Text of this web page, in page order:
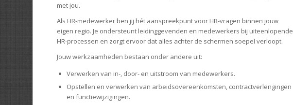
met jou.
Als HR-medewerker ben jij hét aanspreekpunt voor HR-vragen binnen jouw
eigen regio. Je ondersteunt leidinggevenden en medewerkers bij uiteenlopende
HR-processen en zorgt ervoor dat alles achter de schermen soepel verloopt.
Jouw werkzaamheden bestaan onder andere uit:
Verwerken van in-, door- en uitstroom van medewerkers.
Opstellen en verwerken van arbeidsovereenkomsten, contractverlengingen
en functiewijzigingen.